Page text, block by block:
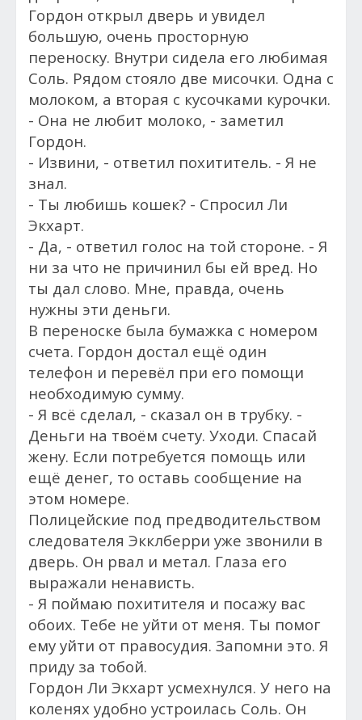
Гордон открыл дверь и увидел
большую, очень просторную
переноску. Внутри сидела его любимая
Соль. Рядом стояло две мисочки. Одна с
молоком, а вторая с кусочками курочки.
- Она не любит молоко, - заметил
Гордон.
- Извини, - ответил похититель. - Я не
знал.
- Ты любишь кошек? - Спросил Ли
Экхарт.
- Да, - ответил голос на той стороне. - Я
ни за что не причинил бы ей вред. Но
ты дал слово. Мне, правда, очень
нужны эти деньги.
В переноске была бумажка с номером
счета. Гордон достал ещё один
телефон и перевёл при его помощи
необходимую сумму.
- Я всё сделал, - сказал он в трубку. -
Деньги на твоём счету. Уходи. Спасай
жену. Если потребуется помощь или
ещё денег, то оставь сообщение на
этом номере.
Полицейские под предводительством
следователя Экклберри уже звонили в
дверь. Он рвал и метал. Глаза его
выражали ненависть.
- Я поймаю похитителя и посажу вас
обоих. Тебе не уйти от меня. Ты помог
ему уйти от правосудия. Запомни это. Я
приду за тобой.
Гордон Ли Экхарт усмехнулся. У него на
коленях удобно устроилась Соль. Он